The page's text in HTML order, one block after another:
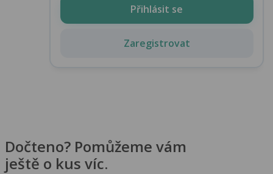
Přihlásit se
Zaregistrovat
Dočteno? Pomůžeme vám
ještě o kus víc.